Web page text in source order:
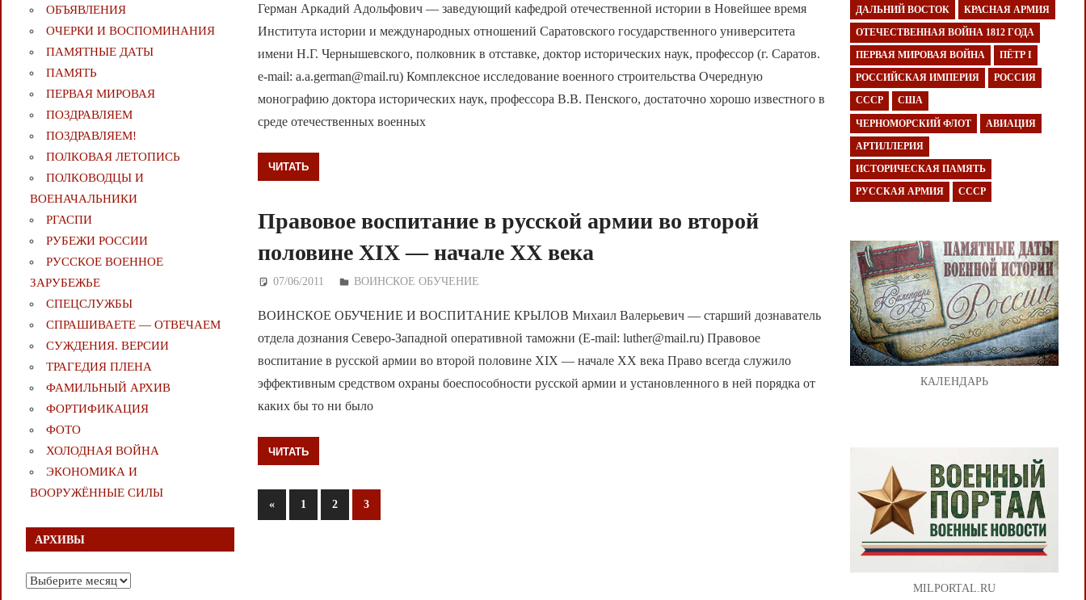
Герман Аркадий Адольфович — заведующий кафедрой отечественной истории в Новейшее время
Института истории и международных отношений Саратовского государственного университета
имени Н.Г. Чернышевского, полковник в отставке, доктор исторических наук, профессор (г. Саратов.
e-mail: a.a.german@mail.ru) Комплексное исследование военного строительства Очередную
монографию доктора исторических наук, профессора В.В. Пенского, достаточно хорошо известного в
среде отечественных военных
ЧИТАТЬ
Правовое воспитание в русской армии во второй
половине XIX — начале ХХ века
07/06/2011 Дежурный по Редакции
ВОИНСКОЕ ОБУЧЕНИЕ
ВОИНСКОЕ ОБУЧЕНИЕ И ВОСПИТАНИЕ КРЫЛОВ Михаил Валерьевич — старший дознаватель
отдела дознания Северо-Западной оперативной таможни (E-mail: luther@mail.ru) Правовое
воспитание в русской армии во второй половине XIX — начале ХХ века Право всегда служило
эффективным средством охраны боеспособности русской армии и установленного в ней порядка от
каких бы то ни было
ЧИТАТЬ
Пагинация
«Предыдущие
записи
1 2 3
ОБЪЯВЛЕНИЯ
ОЧЕРКИ И ВОСПОМИНАНИЯ
ПАМЯТНЫЕ ДАТЫ
ПАМЯТЬ
ПЕРВАЯ МИРОВАЯ
ПОЗДРАВЛЯЕМ
ПОЗДРАВЛЯЕМ!
ПОЛКОВАЯ ЛЕТОПИСЬ
ПОЛКОВОДЦЫ И
ВОЕНАЧАЛЬНИКИ
РГАСПИ
РУБЕЖИ РОССИИ
РУССКОЕ ВОЕННОЕ
ЗАРУБЕЖЬЕ
СПЕЦСЛУЖБЫ
СПРАШИВАЕТЕ — ОТВЕЧАЕМ
СУЖДЕНИЯ. ВЕРСИИ
ТРАГЕДИЯ ПЛЕНА
ФАМИЛЬНЫЙ АРХИВ
ФОРТИФИКАЦИЯ
ФОТО
ХОЛОДНАЯ ВОЙНА
ЭКОНОМИКА И
ВООРУЖЁННЫЕ СИЛЫ
АРХИВЫ
Архивы
ДАЛЬНИЙ ВОСТОК КРАСНАЯ АРМИЯ
ОТЕЧЕСТВЕННАЯ ВОЙНА 1812 ГОДА
ПЕРВАЯ МИРОВАЯ ВОЙНА ПЁТР I
РОССИЙСКАЯ ИМПЕРИЯ РОССИЯ
СССР США
ЧЕРНОМОРСКИЙ ФЛОТ АВИАЦИЯ
АРТИЛЛЕРИЯ
ИСТОРИЧЕСКАЯ ПАМЯТЬ
РУССКАЯ АРМИЯ СССР
КАЛЕНДАРЬ
MILPORTAL.RU